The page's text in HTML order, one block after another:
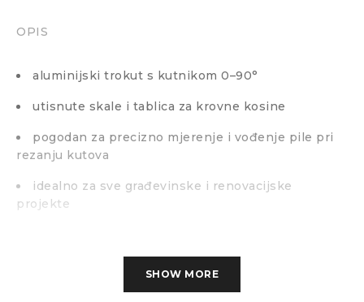
OPIS
aluminijski trokut s kutnikom 0–90°
utisnute skale i tablica za krovne kosine
pogodan za precizno mjerenje i vođenje pile pri
rezanju kutova
idealno za sve građevinske i renovacijske
projekte
SHOW MORE